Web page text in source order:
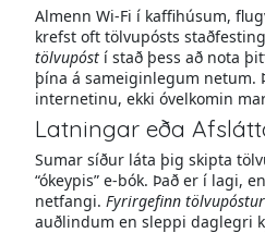
Almenn Wi-Fi í kaffihúsum,
krefst oft tölvupósts
tölvupóstí stað þess að nota
þína á sameiginlegum netum.
internetinu, ekki óvelkomin
Latningar eða
Sumar síður láta þig skipta
“ókeypis” e-bók. Það er í lagi,
netfangi. Fyrirgefinn tölvupóstur
auðlindum en sleppi daglegri